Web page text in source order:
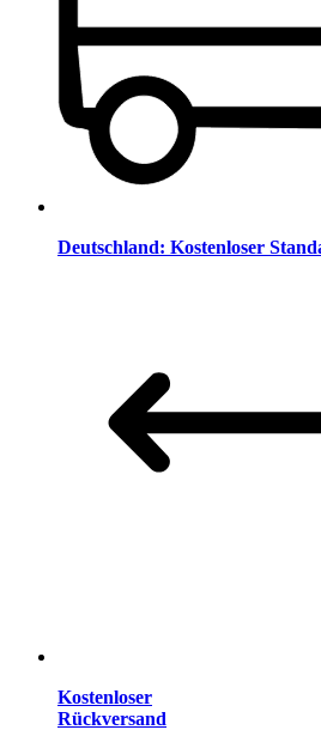
Deutschland: Kostenloser
Kostenloser
Rückversand